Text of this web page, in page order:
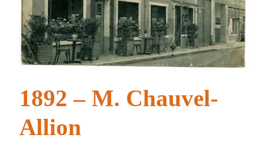
1892 – M. Chauvel-
Allion